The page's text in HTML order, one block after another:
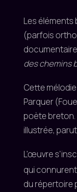
Les
(parfois
des chemins
Cette
Parquer
poète
illustrée,
L'œuvre
qui
du répertoire